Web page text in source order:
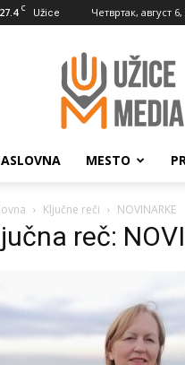
27.4 C Užice Четвртак, август 6,
MESTO
Ključne reči NOVINARKE
reč: